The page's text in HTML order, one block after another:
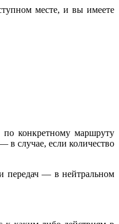
месте, и вы имеете
конкретному маршруту
в случае, если количество
передач — в нейтральном